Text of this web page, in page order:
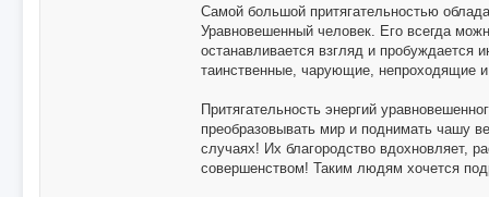
Самой большой притягательностью
Уравновешенный человек. Его всегда
останавливается взгляд и пробуждается
таинственные, чарующие, непроходящие
Притягательность энергий
преобразовывать мир и поднимать чашу
случаях! Их благородство вдохновляет,
совершенством! Таким людям хочется